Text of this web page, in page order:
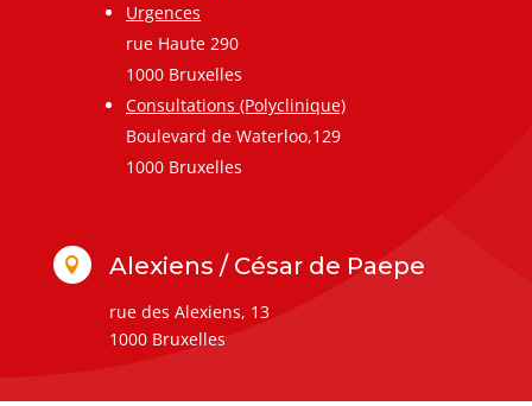
Urgences
rue Haute 290
1000 Bruxelles
Consultations (Polyclinique)
Boulevard de Waterloo,129
1000 Bruxelles
 Alexiens / César de Paepe
rue des Alexiens, 13
1000 Bruxelles